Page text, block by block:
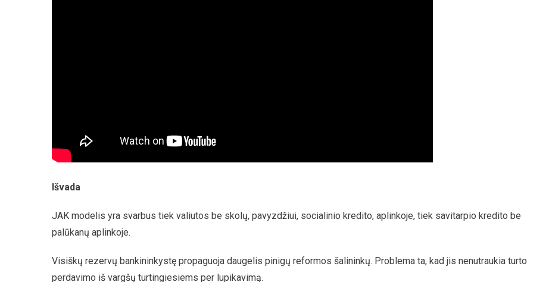
Išvada
JAK modelis yra svarbus tiek valiutos be skolų, pavyzdžiui, socialinio kredito, aplinkoje, tiek savitarpio kredito be
palūkanų aplinkoje.
Visiškų rezervų bankininkystę propaguoja daugelis pinigų reformos šalininkų. Problema ta, kad jis nenutraukia turto
perdavimo iš vargšų turtingiesiems per lupikavimą.